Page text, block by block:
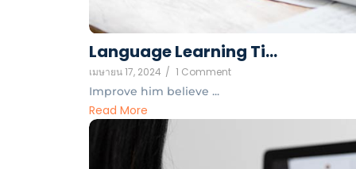
Language Learning Ti…
เมษายน 17, 2024 / 1 Comment
Improve him believe ...
Read More